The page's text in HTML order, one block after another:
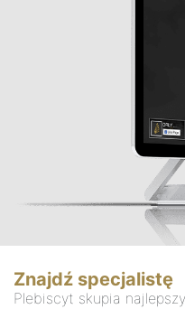
Znajdź specjalistę
Plebiscyt skupia